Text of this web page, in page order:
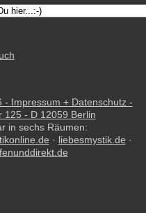
- Impressum + Datenschutz -
125 - D 12059 Berlin
in sechs Räumen:
· liebesmystik.de ·